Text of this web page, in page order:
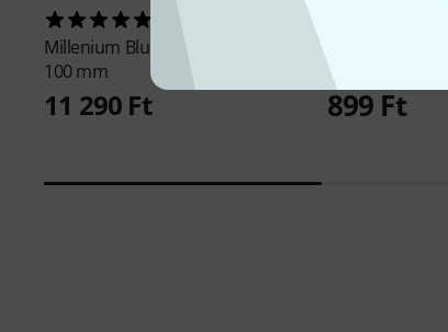
Millenium Blue Wheel Bundle
100 mm
11 290 Ft
set
899 Ft